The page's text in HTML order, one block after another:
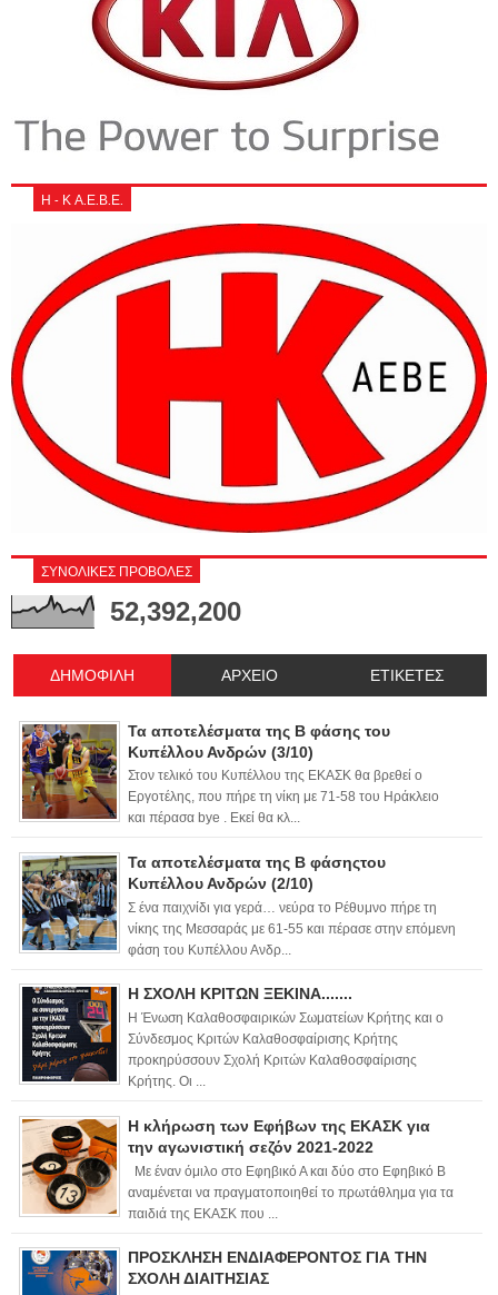
Η - Κ Α.Ε.Β.Ε.
ΣΥΝΟΛΙΚΕΣ ΠΡΟΒΟΛΕΣ
52,392,200
ΔΗΜΟΦΙΛΗ ΑΡΧΕΙΟ ΕΤΙΚΕΤΕΣ
Τα αποτελέσματα της Β φάσης του
Κυπέλλου Ανδρών (3/10)
Στον τελικό του Κυπέλλου της ΕΚΑΣΚ θα βρεθεί ο
Εργοτέλης, που πήρε τη νίκη με 71-58 του Ηράκλειο
και πέρασα bye . Εκεί θα κλ...
Τα αποτελέσματα της Β φάσηςτου
Κυπέλλου Ανδρών (2/10)
Σ ένα παιχνίδι για γερά… νεύρα το Ρέθυμνο πήρε τη
νίκης της Μεσσαράς με 61-55 και πέρασε στην επόμενη
φάση του Κυπέλλου Ανδρ...
Η ΣΧΟΛΗ ΚΡΙΤΩΝ ΞΕΚΙΝΑ.......
Η Ένωση Καλαθοσφαιρικών Σωματείων Κρήτης και ο
Σύνδεσμος Κριτών Καλαθοσφαίρισης Κρήτης
προκηρύσσουν Σχολή Κριτών Καλαθοσφαίρισης
Κρήτης. Οι ...
Η κλήρωση των Εφήβων της ΕΚΑΣΚ για
την αγωνιστική σεζόν 2021-2022
Με έναν όμιλο στο Εφηβικό Α και δύο στο Εφηβικό Β
αναμένεται να πραγματοποιηθεί το πρωτάθλημα για τα
παιδιά της ΕΚΑΣΚ που ...
ΠΡΟΣΚΛΗΣΗ ΕΝΔΙΑΦΕΡΟΝΤΟΣ ΓΙΑ ΤΗΝ
ΣΧΟΛΗ ΔΙΑΙΤΗΣΙΑΣ